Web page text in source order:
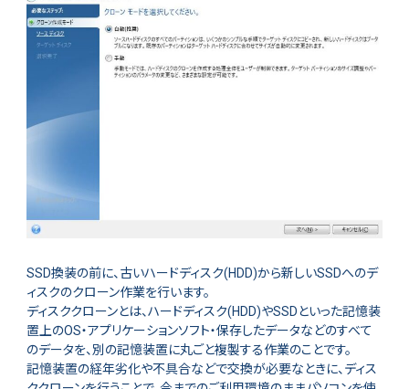
SSD換装の前に、古いハードディスク(HDD)から新しいSSDへのデ
ィスクのクローン作業を行います。
ディスククローンとは、ハードディスク(HDD)やSSDといった記憶装
置上のOS・アプリケーションソフト・保存したデータなどのすべて
のデータを、別の記憶装置に丸ごと複製する作業のことです。
記憶装置の経年劣化や不具合などで交換が必要なときに、ディス